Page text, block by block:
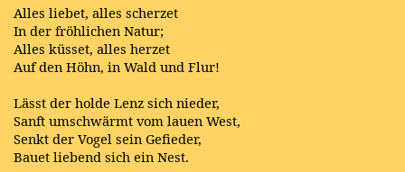
Alles liebet, alles scherzet
In der fröhlichen Natur;
Alles küsset, alles herzet
Auf den Höhn, in Wald und Flur!
Lässt der holde Lenz sich nieder,
Sanft umschwärmt vom lauen West,
Senkt der Vogel sein Gefieder,
Bauet liebend sich ein Nest.